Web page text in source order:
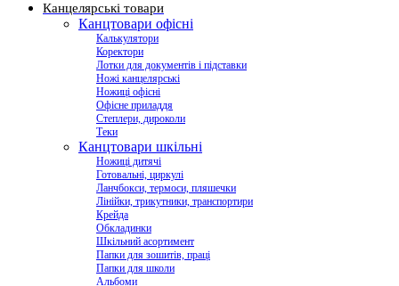
Канцелярські товари
Канцтовари офісні
Калькулятори
Коректори
Лотки для документів і підставки
Ножі канцелярські
Ножиці офісні
Офісне приладдя
Степлери, дироколи
Теки
Канцтовари шкільні
Ножиці дитячі
Готовальні, циркулі
Ланчбокси, термоси, пляшечки
Лінійки, трикутники, транспортири
Крейда
Обкладинки
Шкільний асортимент
Папки для зошитів, праці
Папки для школи
Альбоми